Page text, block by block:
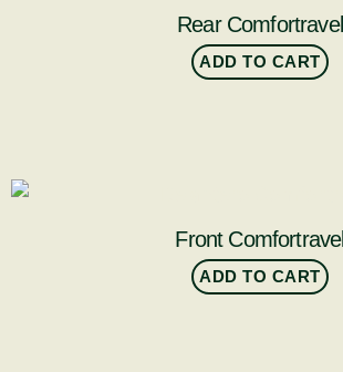
Rear Comfortravel
ADD TO CART
Front Comfortravel
ADD TO CART